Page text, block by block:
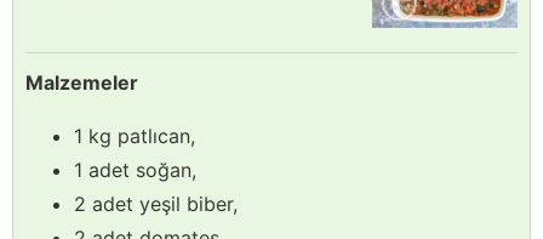
Malzemeler
1 kg patlıcan,
1 adet soğan,
2 adet yeşil biber,